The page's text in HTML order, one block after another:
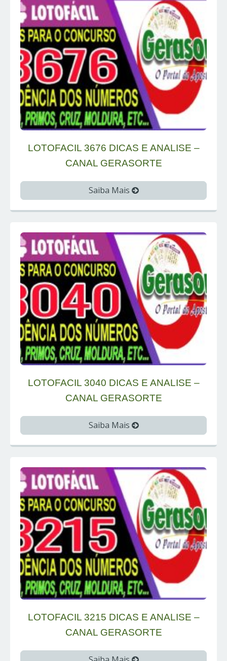
LOTOFACIL 3676 DICAS E ANALISE –
CANAL GERASORTE
Saiba Mais
LOTOFACIL 3040 DICAS E ANALISE –
CANAL GERASORTE
Saiba Mais
LOTOFACIL 3215 DICAS E ANALISE –
CANAL GERASORTE